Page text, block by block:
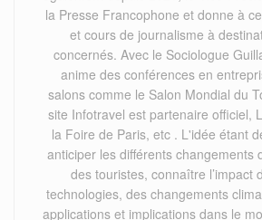
la Presse Francophone et donne à
et cours de journalisme à
concernés. Avec le Sociologue
anime des conférences en
salons comme le Salon Mondial du
site Infotravel est partenaire officiel,
la Foire de Paris, etc . L'idée étant
anticiper les différents changements
des touristes, connaître l’impact
technologies, des changements
applications et implications dans le